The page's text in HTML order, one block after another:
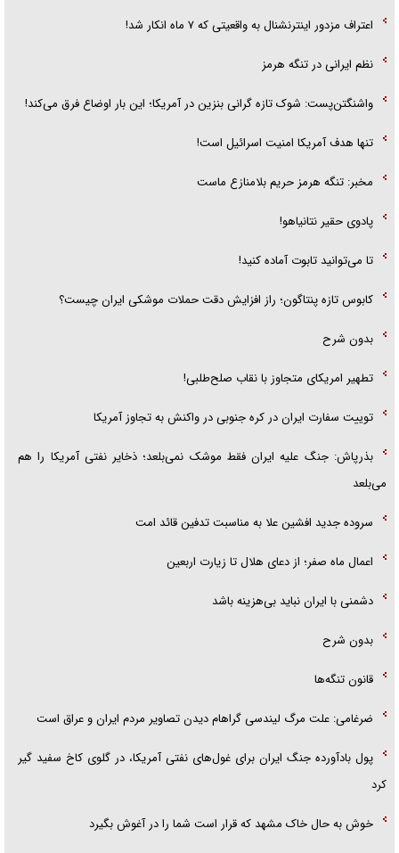
اعتراف مزدور اینترنشنال به واقعیتی که ۷ ماه انکار شد!
نظم ایرانی در تنگه هرمز
واشنگتن‌پست: شوک تازه گرانی بنزین در آمریکا؛ این بار اوضاع فرق می‌کند!
تنها هدف آمریکا امنیت اسرائیل است!
مخبر: تنگه هرمز حریم بلامنازع ماست
پادوی حقیر نتانیاهو!
تا می‌توانید تابوت آماده کنید!
کابوس تازه پنتاگون؛ راز افزایش دقت حملات موشکی ایران چیست؟
بدون شرح
تطهیر امریکای متجاوز با نقاب صلح‌طلبی!
توییت سفارت ایران در کره جنوبی در واکنش به تجاوز آمریکا
بذرپاش: ‏جنگ علیه ایران فقط موشک نمی‌بلعد؛ ذخایر نفتی آمریکا را هم
می‌بلعد
سروده جدید افشین علا به مناسبت تدفین قائد امت
اعمال ماه صفر؛ از دعای هلال تا زیارت اربعین
دشمنی با ایران نباید بی‌هزینه باشد
بدون شرح
قانون تنگه‌ها
ضرغامی: علت مرگ لیندسی گراهام دیدن تصاویر مردم ایران و عراق است
پول بادآورده جنگ ایران برای غول‌های نفتی آمریکا، در گلوی کاخ سفید گیر
کرد
خوش به حال خاک مشهد که قرار است شما را در آغوش بگیرد